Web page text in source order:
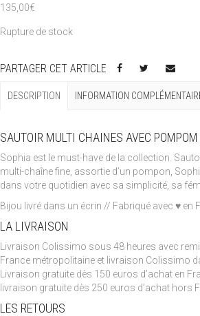
135,00€
Rupture de stock
PARTAGER CET ARTICLE
DESCRIPTION INFORMATION
SAUTOIR MULTI CHAINES AVEC POMPOM
Sophia est le must-have de la collection.
multi-chaîne fine, assortie d’un pompon,
dans votre quotidien avec sa simplicité, sa
Bijou livré dans un écrin // Fabriqué avec ♥ en
LA LIVRAISON
Livraison Colissimo sous 48 heures avec
France métropolitaine et livraison Colissimo
Livraison gratuite dès 150 euros d’achat en
livraison gratuite dès 250 euros d’achat hors
LES RETOURS